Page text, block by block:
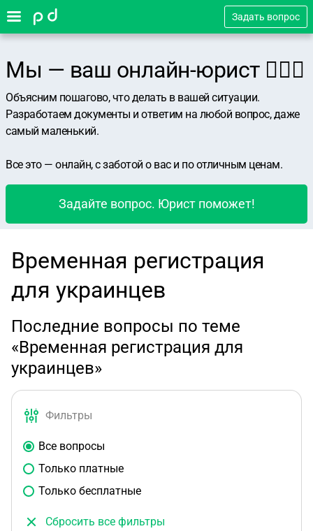
Задать вопрос
Мы — ваш онлайн-юрист 👨🏻‍⚖️
Объясним пошагово, что делать в вашей ситуации.
Разработаем документы и ответим на любой вопрос, даже
самый маленький.
Все это — онлайн, с заботой о вас и по отличным ценам.
Задайте вопрос. Юрист поможет!
Временная регистрация
для украинцев
Последние вопросы по теме
«Временная регистрация для
украинцев»
Фильтры
Все вопросы
Только платные
Только бесплатные
Сбросить все фильтры